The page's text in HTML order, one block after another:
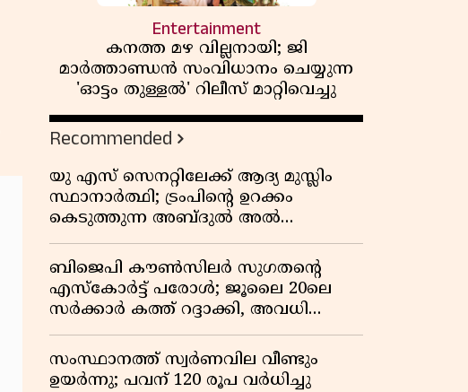
Entertainment
കനത്ത മഴ വില്ലനായി; ജി
മാർത്താണ്ഡൻ സംവിധാനം ചെയ്യുന്ന
'ഓട്ടം തുള്ളൽ' റിലീസ് മാറ്റിവെച്ചു
Recommended
യു എസ് സെനറ്റിലേക്ക് ആദ്യ മുസ്ലിം
സ്ഥാനാർത്ഥി; ട്രംപിന്റെ ഉറക്കം
കെടുത്തുന്ന അബ്ദുൽ അൽ
സയ്യിദിന്റെ രാഷ്ട്രീയ തരംഗം!
'അവസാന റിപ്പബ്ലിക്കൻ
പ്രസിഡന്റാകുമോ ട്രംപ്?'
ബിജെപി കൗൺസിലർ സുഗതന്റെ
എസ്‌കോർട്ട് പരോൾ; ജൂലൈ 20ലെ
സർക്കാർ കത്ത് റദ്ദാക്കി, അവധി
ഫയലിലെ വീഴ്ചകളിൽ മുഖ്യമന്ത്രിയുടെ
ഓഫീസ് അന്വേഷണത്തിന് ഉത്തരവിട്ടു
സംസ്ഥാനത്ത് സ്വര്‍ണവില വീണ്ടും
ഉയർന്നു; പവന് 120 രൂപ വര്‍ധിച്ചു